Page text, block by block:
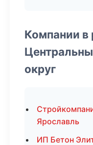
Компании в
округ
Ярославль
ИП Бетон